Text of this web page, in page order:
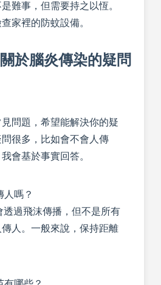
難事，但需要持之以恆。
家裡的防蚊設備。
於腦炎傳染的疑問
問題，希望能解決你的疑
很多，比如會不會人傳
會基於事實回答。
人嗎？
透過飛沫傳播，但不是所有
人。一般來說，保持距離